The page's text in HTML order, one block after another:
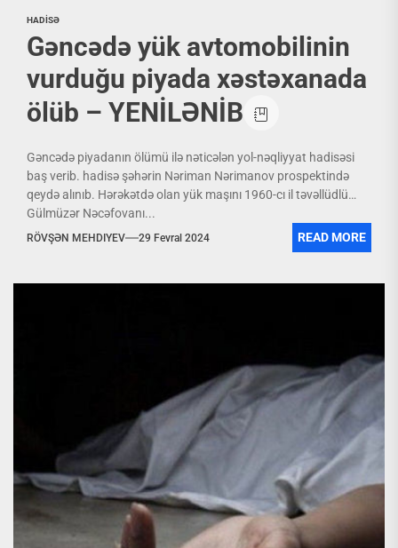
HADİSƏ
Gəncədə yük avtomobilinin
vurduğu piyada xəstəxanada
ölüb – YENİLƏNİB
Gəncədə piyadanın ölümü ilə nəticələn yol-nəqliyyat hadisəsi
baş verib. hadisə şəhərin Nəriman Nərimanov prospektində
qeydə alınıb. Hərəkətdə olan yük maşını 1960-cı il təvəllüdlü
Gülmüzər Nəcəfovanı...
RÖVŞƏN MEHDIYEV 29 Fevral 2024 READ MORE